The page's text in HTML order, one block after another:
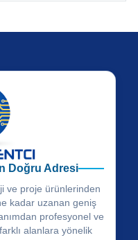
Doğru Adresi
ve proje ürünlerinden
kadar uzanan geniş
profesyonel ve
alanlara yönelik